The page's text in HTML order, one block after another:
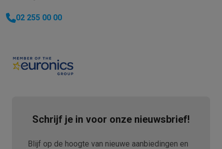
02 255 00 00
Schrijf je in voor onze nieuwsbrief!
Blijf op de hoogte van nieuwe aanbiedingen en